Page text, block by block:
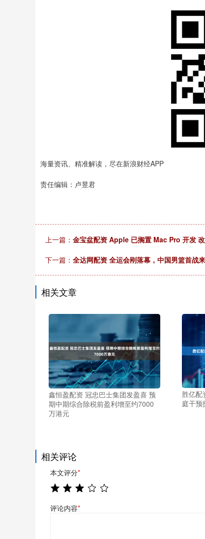
海量资讯、精准解读，尽在新浪财经APP
责任编辑：卢昱君
上一篇： 金宝盆配资 Apple 已搁置 Mac Pro 开发
下一篇： 全达网配资 全运会刚落幕，中国男篮首战
相关文章
鑫恒盈配资 冠忠巴士集团发盈喜 预
期中期综合除税前盈利增至约7000
万港元
胜亿配
庭干预
相关评论
本文评分*
评论内容*